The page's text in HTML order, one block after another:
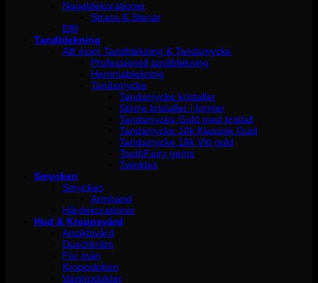
Nageldekorationer
Strass & Stenar
Elfil
Tandblekning
Allt inom Tandblekning & Tandsmycke
Professionell tandblekning
Hemmablekning
Tandsmycke
Tandsmycke kristaller
Större kristaller i former
Tandsmycke Guld med kristall
Tandsmycke 18k Klassisk Guld
Tandsmycke 18k Vitt guld
ToothFairy gems
Twinkles
Smycken
Smycken
Armband
Hårdekorationer
Hud & Kroppsvård
Ansiktsvård
Duschkräm
För män
Kroppslotion
Vaxprodukter